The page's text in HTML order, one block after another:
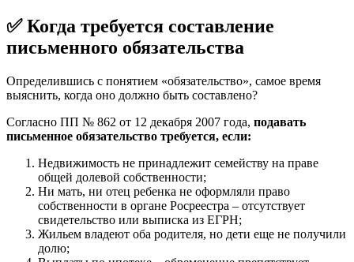
✅ Когда требуется составление
письменного обязательства
Определившись с понятием «обязательство», самое время
выяснить, когда оно должно быть составлено?
Согласно ПП № 862 от 12 декабря 2007 года, подавать
письменное обязательство требуется, если:
Недвижимость не принадлежит семейству на праве
общей долевой собственности;
Ни мать, ни отец ребенка не оформляли право
собственности в органе Росреестра – отсутствует
свидетельство или выписка из ЕГРН;
Жильем владеют оба родителя, но дети еще не получили
долю;